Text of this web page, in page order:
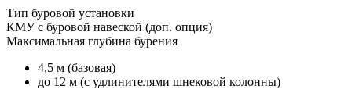
Тип буровой установки
КМУ с буровой навеской (доп. опция)
Максимальная глубина бурения
4,5 м (базовая)
до 12 м (с удлинителями шнековой колонны)